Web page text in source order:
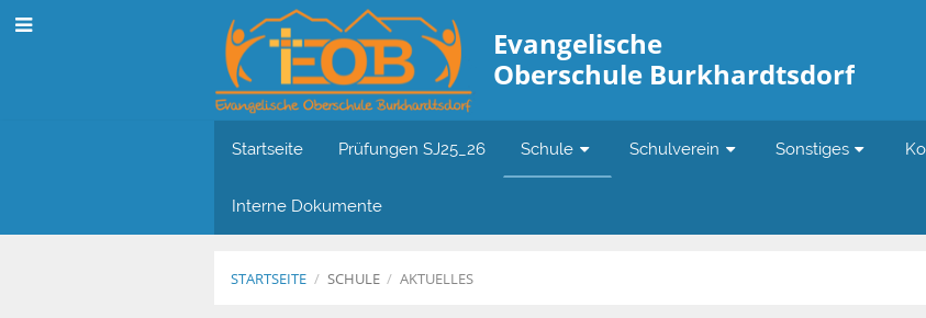
Evangelische
Oberschule Burkhardtsdorf
Startseite Prüfungen SJ25_26 Schule Schulverein Sonstiges
Interne Dokumente
STARTSEITE / SCHULE / AKTUELLES